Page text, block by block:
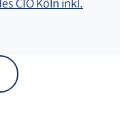
CIO Köln inkl.